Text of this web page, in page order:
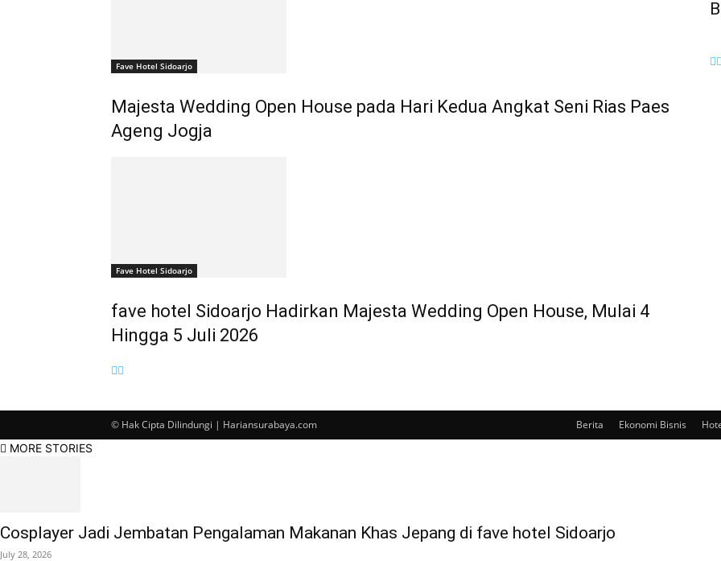
Fave Hotel Sidoarjo
Majesta Wedding Open House pada Hari Kedua Angkat Seni Rias Paes
Ageng Jogja
Fave Hotel Sidoarjo
fave hotel Sidoarjo Hadirkan Majesta Wedding Open House, Mulai 4
Hingga 5 Juli 2026
Berita Ekonomi Bisnis
© Hak Cipta Dilindungi | Hariansurabaya.com
MORE STORIES
Cosplayer Jadi Jembatan Pengalaman Makanan Khas Jepang di fave hotel Sidoarjo
July 28, 2026